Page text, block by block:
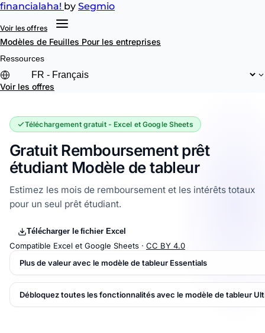
financialaha! by Segmio
Voir les offres
Modèles de Feuilles Pour les entreprises
Ressources
Voir les offres
Téléchargement gratuit - Excel et Google Sheets
Gratuit Remboursement prêt
étudiant Modèle de tableur
Estimez les mois de remboursement et les intérêts totaux
pour un seul prêt étudiant.
Télécharger le fichier Excel
Compatible Excel et Google Sheets · CC BY 4.0
Plus de valeur avec le modèle de tableur Essentials
Débloquez toutes les fonctionnalités avec le modèle de tableur